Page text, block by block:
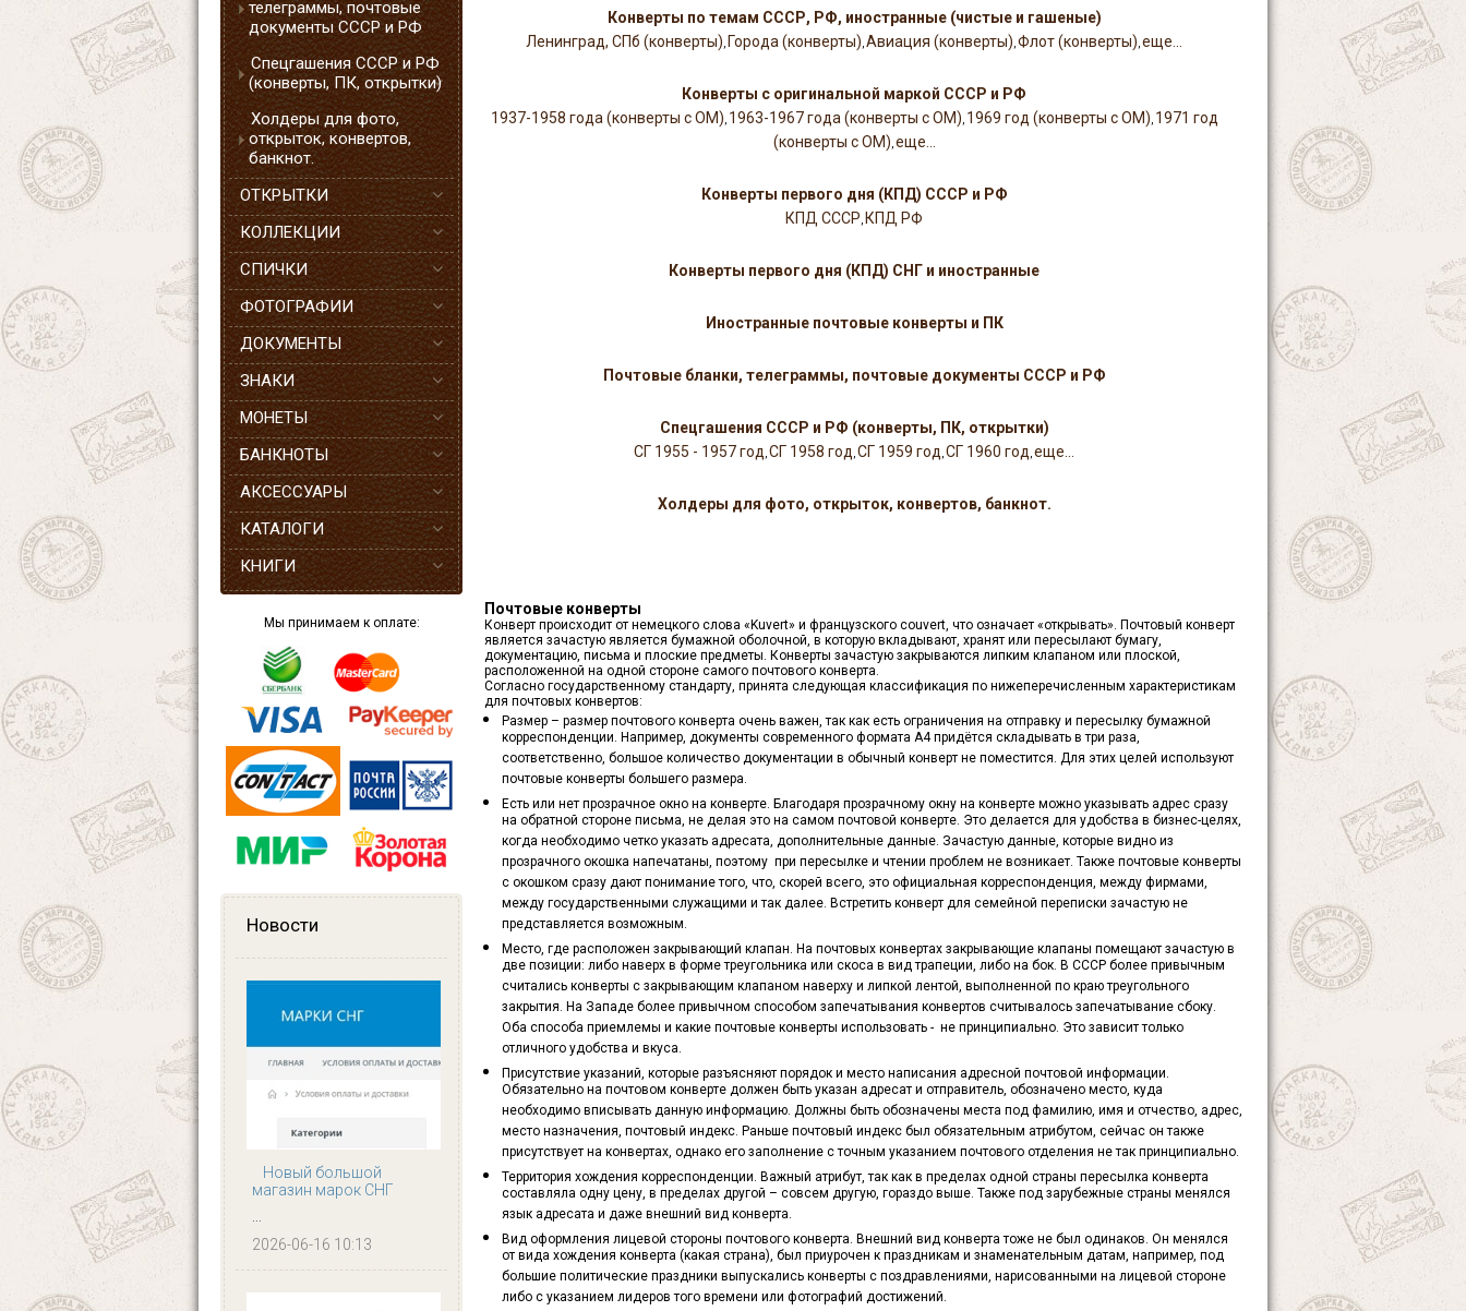
телеграммы, почтовые
документы СССР и РФ
Спецгашения СССР и РФ
(конверты, ПК, открытки)
Холдеры для фото,
открыток, конвертов,
банкнот.
ОТКРЫТКИ
КОЛЛЕКЦИИ
СПИЧКИ
ФОТОГРАФИИ
ДОКУМЕНТЫ
ЗНАКИ
МОНЕТЫ
БАНКНОТЫ
АКСЕССУАРЫ
КАТАЛОГИ
КНИГИ
Мы принимаем к оплате:
Новости
Новый большой
магазин марок СНГ
...
2026-06-16 10:13
Конверты по темам СССР, РФ, иностранные (чистые и гашеные)
Ленинград, СПб (конверты), Города (конверты),Авиация (конверты),Флот (конверты),еще...
Конверты с оригинальной маркой СССР и РФ
1937-1958 года (конверты с ОМ), 1963-1967 года (конверты с ОМ), 1969 год (конверты с ОМ), 1971 год
(конверты с ОМ),еще...
Конверты первого дня (КПД) СССР и РФ
КПД СССР, КПД РФ
Конверты первого дня (КПД) СНГ и иностранные
Иностранные почтовые конверты и ПК
Почтовые бланки, телеграммы, почтовые документы СССР и РФ
Спецгашения СССР и РФ (конверты, ПК, открытки)
СГ 1955 - 1957 год,СГ 1958 год,СГ 1959 год,СГ 1960 год,еще...
Холдеры для фото, открыток, конвертов, банкнот.
Почтовые конверты
Конверт происходит от немецкого слова «Kuvert» и французского couvert, что означает «открывать». Почтовый конверт
является зачастую является бумажной оболочной, в которую вкладывают, хранят или пересылают бумагу,
документацию, письма и плоские предметы. Конверты зачастую закрываются липким клапаном или плоской,
расположенной на одной стороне самого почтового конверта.
Согласно государственному стандарту, принята следующая классификация по нижеперечисленным характеристикам
для почтовых конвертов:
Размер – размер почтового конверта очень важен, так как есть ограничения на отправку и пересылку бумажной
корреспонденции. Например, документы современного формата А4 придётся складывать в три раза,
соответственно, большое количество документации в обычный конверт не поместится. Для этих целей используют
почтовые конверты большего размера.
Есть или нет прозрачное окно на конверте. Благодаря прозрачному окну на конверте можно указывать адрес сразу
на обратной стороне письма, не делая это на самом почтовой конверте. Это делается для удобства в бизнес-целях,
когда необходимо четко указать адресата, дополнительные данные. Зачастую данные, которые видно из
прозрачного окошка напечатаны, поэтому при пересылке и чтении проблем не возникает. Также почтовые конверты
с окошком сразу дают понимание того, что, скорей всего, это официальная корреспонденция, между фирмами,
между государственными служащими и так далее. Встретить конверт для семейной переписки зачастую не
представляется возможным.
Место, где расположен закрывающий клапан. На почтовых конвертах закрывающие клапаны помещают зачастую в
две позиции: либо наверх в форме треугольника или скоса в вид трапеции, либо на бок. В СССР более привычным
считались конверты с закрывающим клапаном наверху и липкой лентой, выполненной по краю треугольного
закрытия. На Западе более привычном способом запечатывания конвертов считывалось запечатывание сбоку.
Оба способа приемлемы и какие почтовые конверты использовать - не принципиально. Это зависит только
отличного удобства и вкуса.
Присутствие указаний, которые разъясняют порядок и место написания адресной почтовой информации.
Обязательно на почтовом конверте должен быть указан адресат и отправитель, обозначено место, куда
необходимо вписывать данную информацию. Должны быть обозначены места под фамилию, имя и отчество, адрес,
место назначения, почтовый индекс. Раньше почтовый индекс был обязательным атрибутом, сейчас он также
присутствует на конвертах, однако его заполнение с точным указанием почтового отделения не так принципиально.
Территория хождения корреспонденции. Важный атрибут, так как в пределах одной страны пересылка конверта
составляла одну цену, в пределах другой – совсем другую, гораздо выше. Также под зарубежные страны менялся
язык адресата и даже внешний вид конверта.
Вид оформления лицевой стороны почтового конверта. Внешний вид конверта тоже не был одинаков. Он менялся
от вида хождения конверта (какая страна), был приурочен к праздникам и знаменательным датам, например, под
большие политические праздники выпускались конверты с поздравлениями, нарисованными на лицевой стороне
либо с указанием лидеров того времени или фотографий достижений.